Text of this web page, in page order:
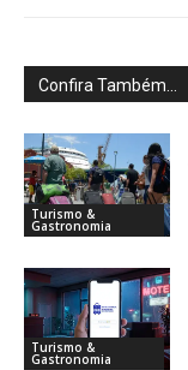
Confira Também...
Turismo &
Gastronomia
Turismo &
Gastronomia